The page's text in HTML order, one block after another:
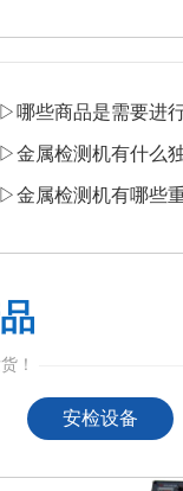
▷ 哪些商品是需要进
▷金属检测机有什么
▷金属检测机有哪些
！
安检设备